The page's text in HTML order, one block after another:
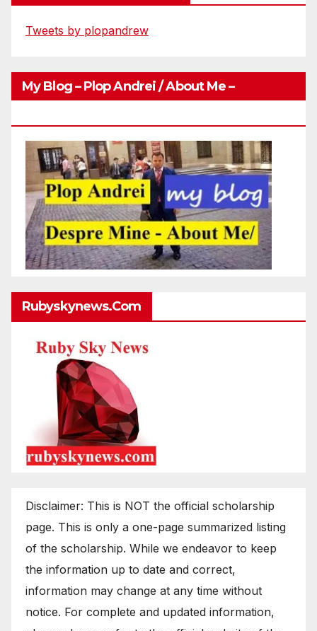
Tweets by plopandrew
My Blog – Plop Andrei / About Me –
Rubyskynews.com
Disclaimer: This is NOT the official scholarship
page. This is only a one-page summarized listing
of the scholarship. While we endeavor to keep
the information up to date and correct,
information may change at any time without
notice. For complete and updated information,